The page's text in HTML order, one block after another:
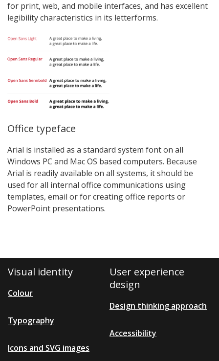
for print, web, and mobile interfaces, and has excellent
legibility characteristics in its letterforms.
Office typeface
Arial is installed as a standard system font on all
Windows PC and Mac OS based computers. Because
Arial is readily available on all systems, it should be
used for all internal office communications using
templates, email or for creating office reports or
PowerPoint presentations.
Visual identity
Colour
Typography
Icons and SVG images
User experience
design
Design thinking approach
Accessibility